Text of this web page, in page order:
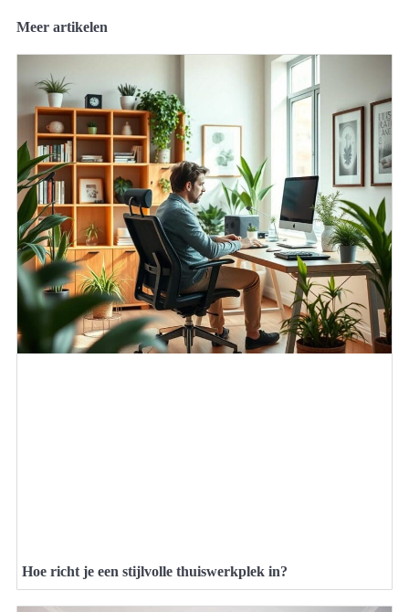
Meer artikelen
Hoe richt je een stijlvolle thuiswerkplek in?